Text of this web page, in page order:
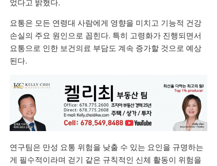
요통은 모든 연령대 사람에게 영향을 미치고 기능적 건강
손실의 주요 원인으로 꼽힌다. 특히 고령화가 진행되면서
요통으로 인한 보건의료 부담도 계속 증가할 것으로 예상
된다.
연구팀은 만성 요통 위험을 낮출 수 있는 요인을 규명하는
게 필수적이라며 걷기 같은 규칙적인 신체 활동이 위험을